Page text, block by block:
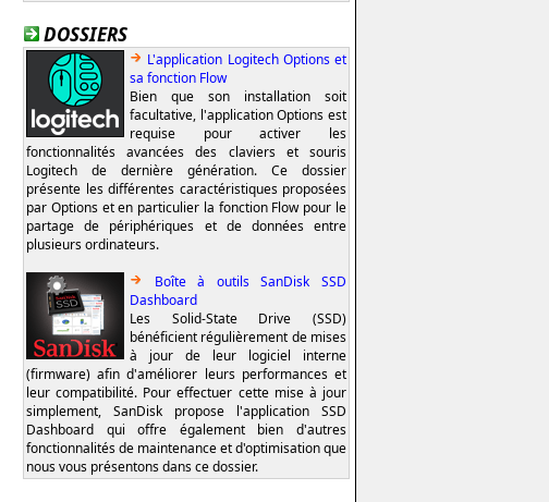
DOSSIERS
L'application Logitech Options et
sa fonction Flow
Bien que son installation soit
facultative, l'application Options est
requise pour activer les
fonctionnalités avancées des claviers et souris
Logitech de dernière génération. Ce dossier
présente les différentes caractéristiques proposées
par Options et en particulier la fonction Flow pour le
partage de périphériques et de données entre
plusieurs ordinateurs.
Boîte à outils SanDisk SSD
Dashboard
Les Solid-State Drive (SSD)
bénéficient régulièrement de mises
à jour de leur logiciel interne
(firmware) afin d'améliorer leurs performances et
leur compatibilité. Pour effectuer cette mise à jour
simplement, SanDisk propose l'application SSD
Dashboard qui offre également bien d'autres
fonctionnalités de maintenance et d'optimisation que
nous vous présentons dans ce dossier.